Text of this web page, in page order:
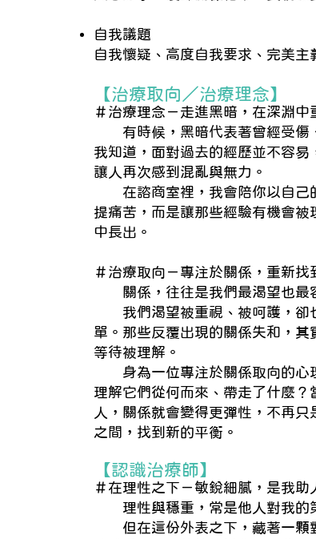
自我議題
自我懷疑、高度自我要求、完美主
【治療取向／治療理念】
＃治療理念－走進黑暗，在深淵中
有時候，黑暗代表著曾經受傷
我知道，面對過去的經歷並不容易
讓人再次感到混亂與無力。
在諮商室裡，我會陪你以自己
提痛苦，而是讓那些經驗有機會
中長出。
＃治療取向－專注於關係，重新找
關係，往往是我們最渴望也最
我們渴望被重視、被呵護，卻
單。那些反覆出現的關係失和，
等待被理解。
身為一位專注於關係取向的心
理解它們從何而來、帶走了什麼
人，關係就會變得更彈性，不再
之間，找到新的平衡。
【認識治療師】
＃在理性之下－敏銳細膩，是我助
理性與穩重，常是他人對我的
但在這份外表之下，藏著一顆